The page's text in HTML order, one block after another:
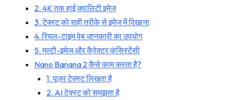
2. 4K तक हाई क्वालिटी इमेज
3. टेक्स्ट को सही तरीके से इमेज में दिखाना
4. रियल-टाइम वेब जानकारी का उपयोग
5. मल्टी-इमेज और कैरेक्टर कंसिस्टेंसी
Nano Banana 2 कैसे काम करता है?
1. यूज़र टेक्स्ट लिखता है
2. AI टेक्स्ट को समझता है